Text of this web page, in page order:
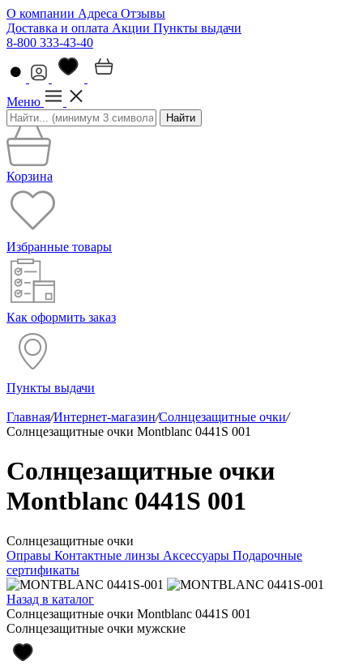
О компании Адреса Отзывы
Доставка и оплата Акции Пункты выдачи
8-800 333-43-40
Меню
Найти
Корзина
Избранные товары
Как оформить заказ
Пункты выдачи
Главная/Интернет-магазин/Солнцезащитные очки/
Солнцезащитные очки Montblanc 0441S 001
Солнцезащитные очки
Montblanc 0441S 001
Солнцезащитные очки
Оправы Контактные линзы Аксессуары Подарочные
сертификаты
Назад в каталог
Солнцезащитные очки Montblanc 0441S 001
Солнцезащитные очки мужские